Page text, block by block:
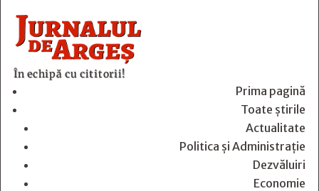
În echipă cu cititorii!
Prima pagină
Toate știrile
Actualitate
Politica și Administrație
Dezvăluiri
Economie